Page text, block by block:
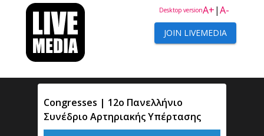
A+|A-
Desktop version
JOIN LIVEMEDIA
Congresses | 12ο Πανελλήνιο
Συνέδριο Αρτηριακής Υπέρτασης